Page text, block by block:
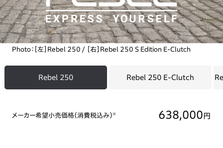
Photo：［左］Rebel 250 / ［右］Rebel 250 S Edition E-Clutch
Rebel 250 Rebel 250 E-Clutch
メーカー希望小売価格（消費税込み）※ 638,000円